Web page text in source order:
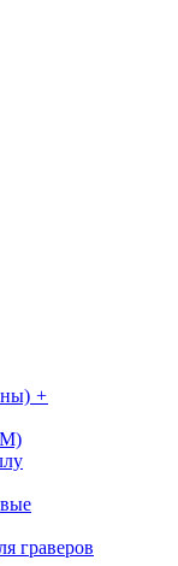
+
граверов